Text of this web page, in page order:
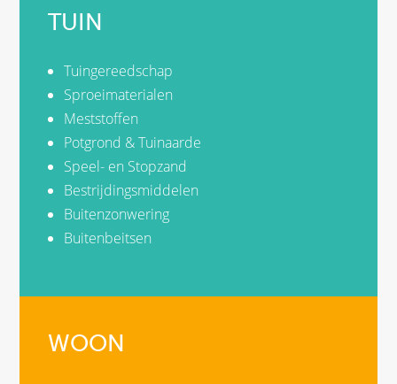
TUIN
Tuingereedschap
Sproeimaterialen
Meststoffen
Potgrond & Tuinaarde
Speel- en Stopzand
Bestrijdingsmiddelen
Buitenzonwering
Buitenbeitsen
WOON